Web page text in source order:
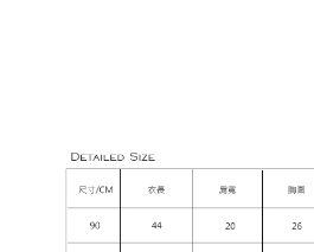
每筆NT$80，滿NT$2,000(含以上)免運費
每筆NT$80，滿NT$2,000(含以上)免運費